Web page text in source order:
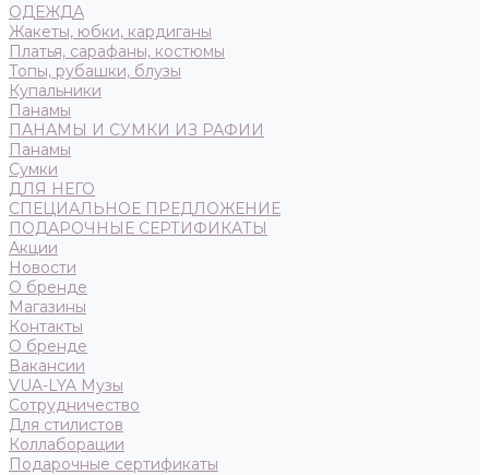
ОДЕЖДА
Жакеты, юбки, кардиганы
Платья, сарафаны, костюмы
Топы, рубашки, блузы
Купальники
Панамы
ПАНАМЫ И СУМКИ ИЗ РАФИИ
Панамы
Сумки
ДЛЯ НЕГО
СПЕЦИАЛЬНОЕ ПРЕДЛОЖЕНИЕ
ПОДАРОЧНЫЕ СЕРТИФИКАТЫ
Акции
Новости
О бренде
Магазины
Контакты
О бренде
Вакансии
VUA-LYA Музы
Сотрудничество
Для стилистов
Коллаборации
Подарочные сертификаты